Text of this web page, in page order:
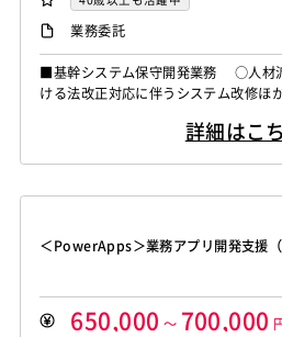
業務委託
■基幹システム保守開発業務 ○人材
ける法改正対応に伴うシステム改修ほ
詳細はこ
＜PowerApps＞業務アプリ開発支援（
650,000 ～ 700,000